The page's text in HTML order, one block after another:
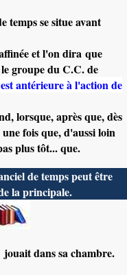
temps se situe avant
et l'on dira que
groupe du C.C. de
antérieure à l'action de
lorsque, après que, dès
fois que, d'aussi loin
plus tôt... que.
de temps peut être
la principale.
dans sa chambre.